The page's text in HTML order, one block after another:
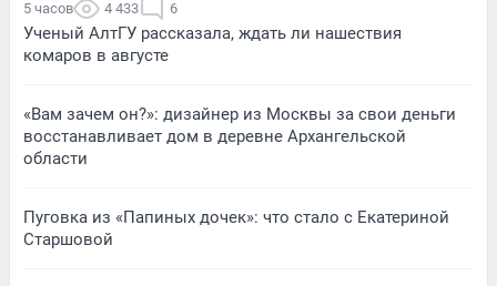
5 часов 4 433 6
Ученый АлтГУ рассказала, ждать ли нашествия
комаров в августе
«Вам зачем он?»: дизайнер из Москвы за свои деньги
восстанавливает дом в деревне Архангельской
области
Пуговка из «Папиных дочек»: что стало с Екатериной
Старшовой